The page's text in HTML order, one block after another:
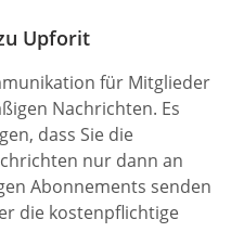
Upforit
für Mitglieder
Nachrichten. Es
dass Sie die
nur dann an
Abonnements senden
die kostenpflichtige